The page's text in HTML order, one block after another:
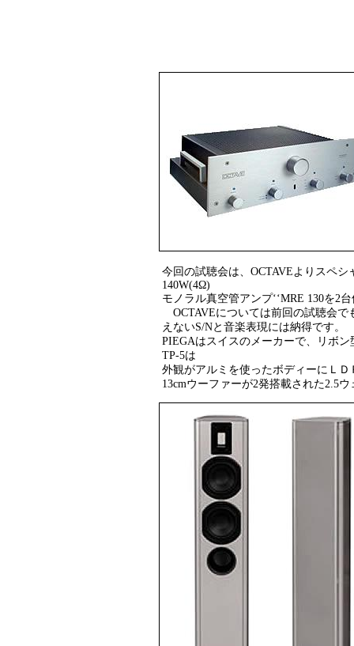
今回の試聴会は、OCTAVEよりスペシ
140W(4Ω)
モノラル真空管アンプ‘‘MRE 130を2
OCTAVEについては前回の試聴会で
えないS/Nと音楽表現には納得です。
PIEGAはスイスのメーカーで、リボ
TP-5は
外観がアルミを使ったボディーにＬ
13cmウーファーが2発搭載された2.5